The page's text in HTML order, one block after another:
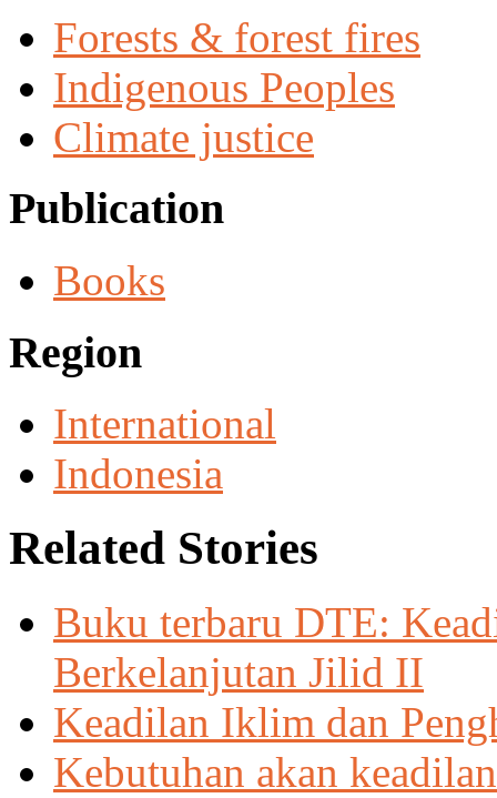
Forests & forest fires
Indigenous Peoples
Climate justice
Publication
Books
Region
International
Indonesia
Related Stories
Buku terbaru DTE:
Berkelanjutan Jilid II
Keadilan Iklim dan
Kebutuhan akan